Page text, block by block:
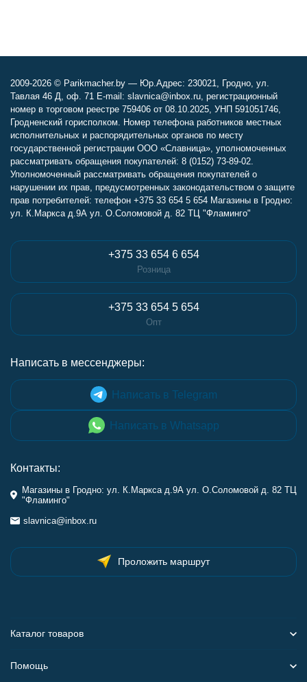
2009-2026 © Parikmacher.by — Юр.Адрес: 230021, Гродно, ул.
Тавлая 46 Д, оф. 71 E-mail: slavnica@inbox.ru, регистрационный
номер в торговом реестре 759406 от 08.10.2025, УНП 591051746,
Гродненский горисполком. Номер телефона работников местных
исполнительных и распорядительных органов по месту
государственной регистрации ООО «Славница», уполномоченных
рассматривать обращения покупателей: 8 (0152) 73-89-02.
Уполномоченный рассматривать обращения покупателей о
нарушении их прав, предусмотренных законодательством о защите
прав потребителей: телефон +375 33 654 5 654 Магазины в Гродно:
ул. К.Маркса д.9А ул. О.Соломовой д. 82 ТЦ "Фламинго"
+375 33 654 6 654
Розница
+375 33 654 5 654
Опт
Написать в мессенджеры:
Написать в Telegram
Написать в Whatsapp
Контакты:
Магазины в Гродно: ул. К.Маркса д.9А ул. О.Соломовой д. 82 ТЦ
"Фламинго"
slavnica@inbox.ru
Проложить маршрут
Каталог товаров
Помощь